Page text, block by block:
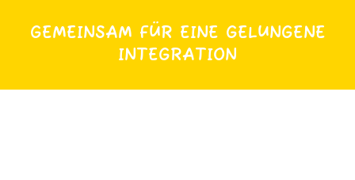
GEMEINSAM FÜR EINE GELUNGENE
INTEGRATION